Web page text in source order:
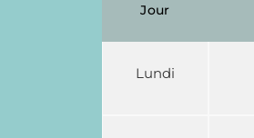
Jour
Lundi